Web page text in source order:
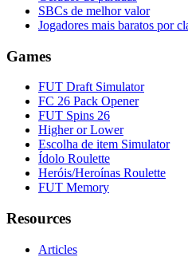
SBCs de melhor valor
Jogadores mais baratos por
Games
FUT Draft Simulator
FC 26 Pack Opener
FUT Spins 26
Higher or Lower
Escolha de item Simulator
Ídolo Roulette
Heróis/Heroínas Roulette
FUT Memory
Resources
Articles